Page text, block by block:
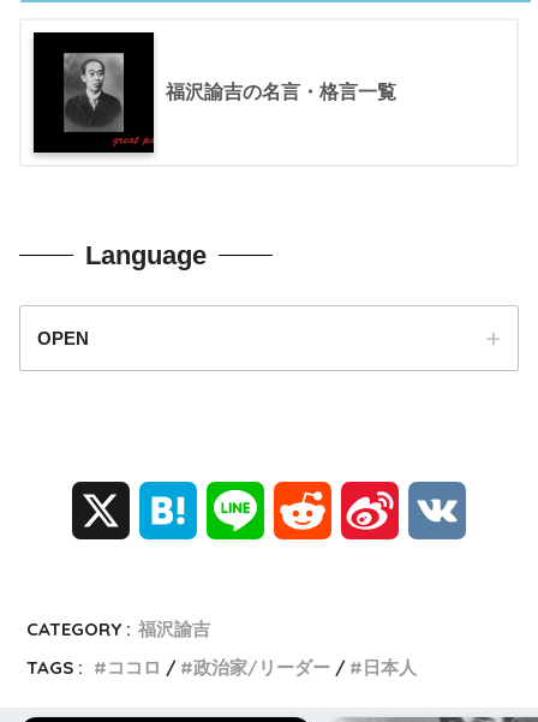
福沢諭吉の名言・格言一覧
Language
OPEN
t
a
CATEGORY : 福沢諭吉
TAGS :
ココロ 政治家/リーダー 日本人